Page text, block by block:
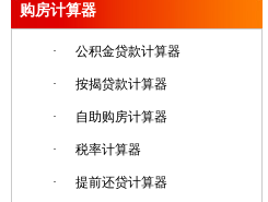
购房计算器
· 公积金贷款计算器
· 按揭贷款计算器
· 自助购房计算器
· 税率计算器
· 提前还贷计算器